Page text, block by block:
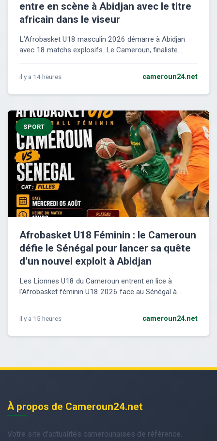
entre en scène à Abidjan avec le titre
africain dans le viseur
L’Afrobasket U18 masculin 2026 démarre à Abidjan
avec 18 matchs explosifs. Le Cameroun, finaliste...
il y a 14 heures cameroun24.net
SPORT
Afrobasket U18 Féminin : le Cameroun
défie le Sénégal pour lancer sa quête
d’un nouvel exploit à Abidjan
Les Lionnes U18 du Cameroun entrent en lice à
l’Afrobasket féminin U18 2026 face au Sénégal à...
il y a 15 heures cameroun24.net
À propos de Cameroun24.net
Votre site d'actualités camerounaises de référence.